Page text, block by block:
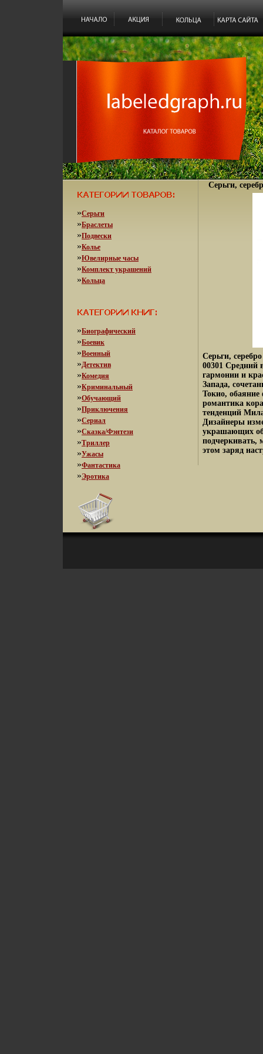
»Серьги
»Браслеты
»Подвески
»Колье
»Ювелирные часы
»Комплект украшений
»Кольца
»Биографический
»Боевик
»Военный
»Детектив
»Комедия
»Криминальный
»Обучающий
»Приключения
»Сериал
»Сказка/Фэнтези
»Триллер
»Ужасы
»Фантастика
»Эротика
Серьги,
Серьги,
00301 Средний
гармонии и
Запада,
Токио, обаяние
романтика
тенденций
Дизайнеры
украшающих
подчеркивать,
этом заряд